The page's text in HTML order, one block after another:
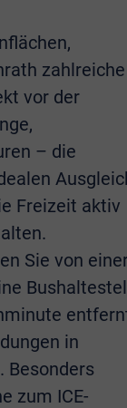
zahlreiche
vor der
– die
Freizeit aktiv
Sie von
in
Besonders
zum ICE-